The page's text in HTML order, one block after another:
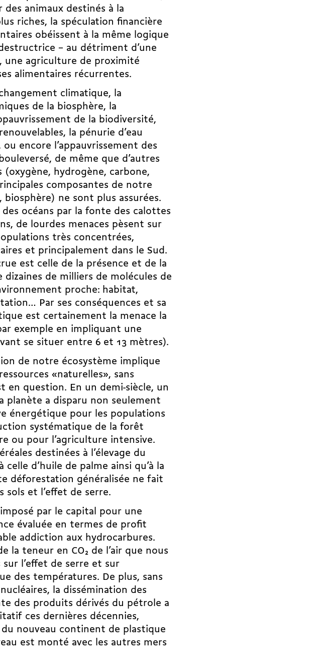
animaux destinés à la
riches, la spéculation financière
obéissent à la même logique
– au détriment d’une
une agriculture de proximité
alimentaires récurrentes.
climatique, la
de la biosphère, la
de la biodiversité,
la pénurie d’eau
encore l’appauvrissement des
de même que d’autres
(oxygène, hydrogène, carbone,
composantes de notre
ne sont plus assurées.
océans par la fonte des calottes
de lourdes menaces pèsent sur
très concentrées,
et principalement dans le Sud.
est celle de la présence et de la
de milliers de molécules de
proche: habitat,
Par ses conséquences et sa
est certainement la menace la
exemple en impliquant une
se situer entre 6 et 13 mètres).
de notre écosystème implique
«naturelles», sans
en question. En un demi-siècle, un
planète a disparu non seulement
énergétique pour les populations
systématique de la forêt
ou pour l’agriculture intensive.
destinées à l’élevage du
d’huile de palme ainsi qu’à la
déforestation généralisée ne fait
sols et l’effet de serre.
par le capital pour une
évaluée en termes de profit
addiction aux hydrocarbures.
la teneur en CO2 de l’air que nous
sur l’effet de serre et sur
des températures. De plus, sans
la dissémination des
des produits dérivés du pétrole a
ces dernières décennies,
nouveau continent de plastique
est monté avec les autres mers